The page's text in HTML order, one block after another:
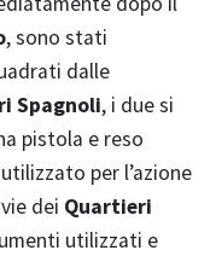
, sono stati
dalle
Spagnoli, i due si
pistola e reso
per l’azione
dei Quartieri
utilizzati e